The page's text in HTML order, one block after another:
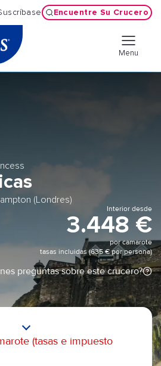
Encuentre Su Crucero
Menu
(Londres)
Interior desde
3.448 €
por camarote
tasas incluidas (635 € por persona)
preguntas sobre este crucero?
(tasas e impuesto